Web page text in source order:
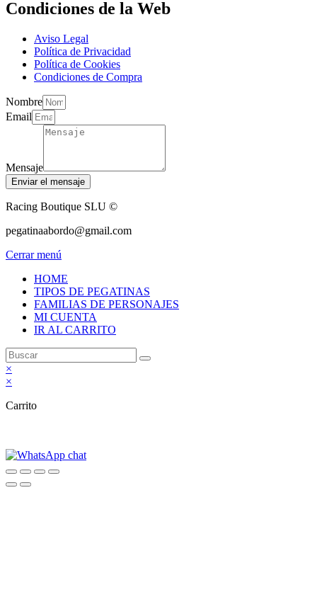
Condiciones de la Web
Aviso Legal
Política de Privacidad
Política de Cookies
Condiciones de Compra
Nombre
Email
Mensaje
Enviar el mensaje
Racing Boutique SLU ©
pegatinaabordo@gmail.com
Cerrar menú
HOME
TIPOS DE PEGATINAS
FAMILIAS DE PERSONAJES
MI CUENTA
IR AL CARRITO
×
×
Carrito